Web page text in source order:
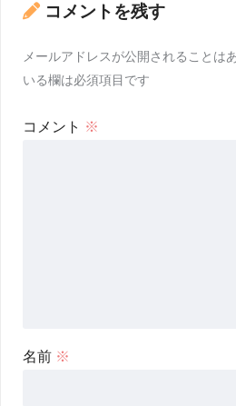
コメントを残す
メールアドレスが公開されることは
いる欄は必須項目です
コメント ※
名前 ※